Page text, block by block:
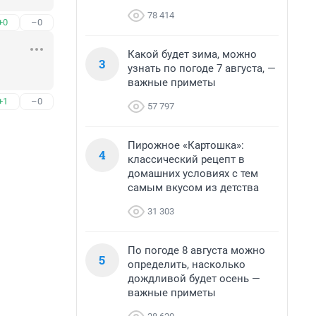
–0
–0
78 414
3
Какой будет зима, можно
узнать по погоде 7 августа, —
важные приметы
57 797
4
Пирожное «Картошка»:
классический рецепт в
домашних условиях с тем
самым вкусом из детства
31 303
5
По погоде 8 августа можно
определить, насколько
дождливой будет осень —
важные приметы